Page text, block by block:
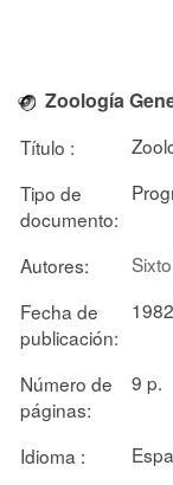
Zoología
Título :
Tipo de
documento:
Autores:
Fecha de
publicación:
1982
Número de
páginas:
9 p.
Idioma :